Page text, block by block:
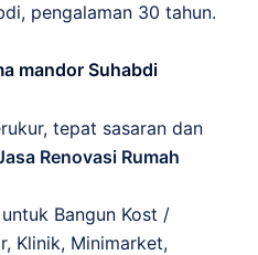
pengalaman 30 tahun.
mandor Suhabdi
tepat sasaran dan
Renovasi Rumah
Bangun Kost /
Klinik, Minimarket,